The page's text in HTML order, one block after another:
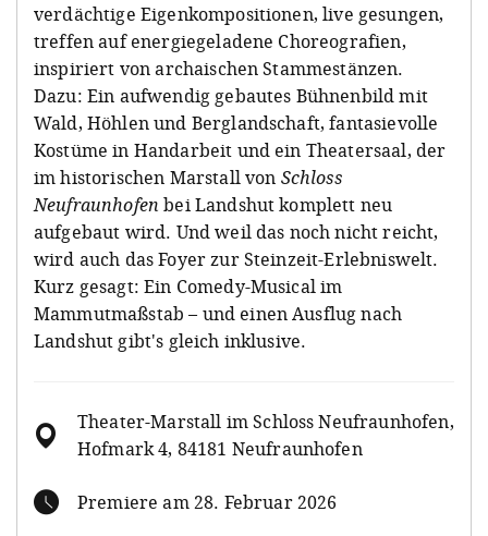
verdächtige Eigenkompositionen, live gesungen,
treffen auf energiegeladene Choreografien,
inspiriert von archaischen Stammestänzen.
Dazu: Ein aufwendig gebautes Bühnenbild mit
Wald, Höhlen und Berglandschaft, fantasievolle
Kostüme in Handarbeit und ein Theatersaal, der
im historischen Marstall von Schloss
Neufraunhofen bei Landshut komplett neu
aufgebaut wird. Und weil das noch nicht reicht,
wird auch das Foyer zur Steinzeit-Erlebniswelt.
Kurz gesagt: Ein Comedy-Musical im
Mammutmaßstab – und einen Ausflug nach
Landshut gibt's gleich inklusive.
Theater-Marstall im Schloss Neufraunhofen,
Hofmark 4, 84181 Neufraunhofen
Premiere am 28. Februar 2026